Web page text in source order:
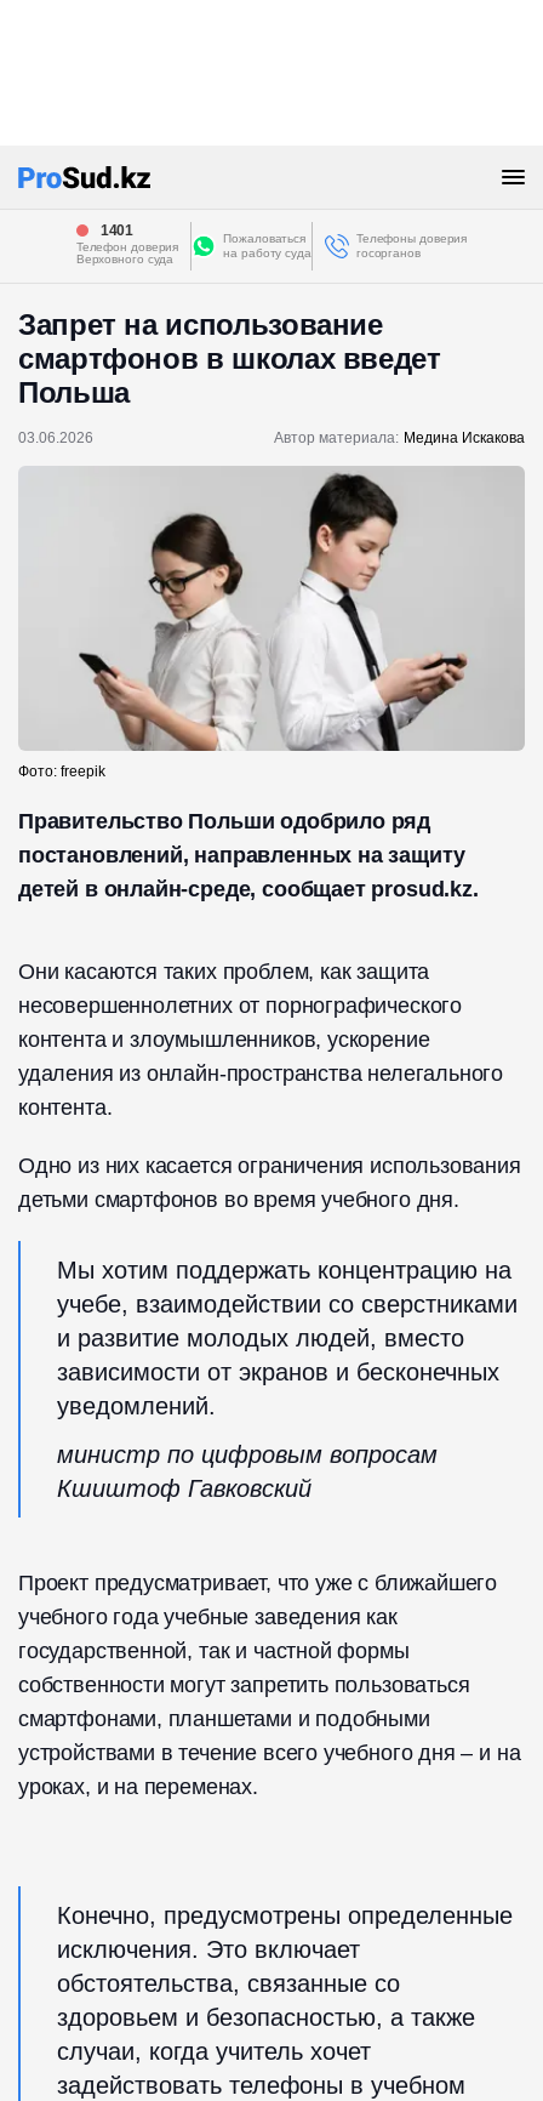
1401
Телефон доверия
Верховного суда
Пожаловаться
на работу суда
Телефоны доверия
госорганов
Запрет на использование
смартфонов в школах введет
Польша
03.06.2026 Автор материала: Медина Искакова
Фото: freepik
Правительство Польши одобрило ряд
постановлений, направленных на защиту
детей в онлайн-среде, сообщает prosud.kz.
Они касаются таких проблем, как защита
несовершеннолетних от порнографического
контента и злоумышленников, ускорение
удаления из онлайн-пространства нелегального
контента.
Одно из них касается ограничения использования
детьми смартфонов во время учебного дня.
Мы хотим поддержать концентрацию на
учебе, взаимодействии со сверстниками
и развитие молодых людей, вместо
зависимости от экранов и бесконечных
уведомлений.
министр по цифровым вопросам
Кшиштоф Гавковский
Проект предусматривает, что уже с ближайшего
учебного года учебные заведения как
государственной, так и частной формы
собственности могут запретить пользоваться
смартфонами, планшетами и подобными
устройствами в течение всего учебного дня – и на
уроках, и на переменах.
Конечно, предусмотрены определенные
исключения. Это включает
обстоятельства, связанные со
здоровьем и безопасностью, а также
случаи, когда учитель хочет
задействовать телефоны в учебном